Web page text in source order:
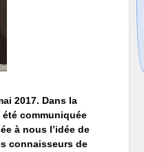
2017. Dans la
communiquée
à nous l’idée de
connaisseurs de